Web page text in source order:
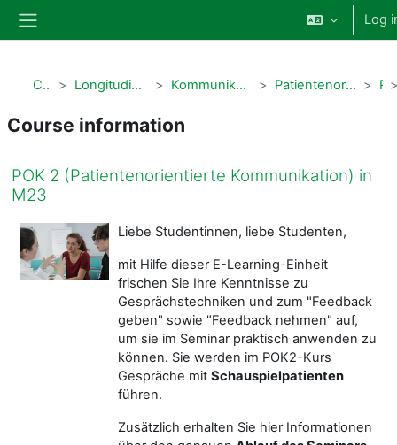
Side panel
Log
Courses Longitudinale Curricula Humanmedizin Kommunikationscurriculum - KomMeCuM Patientenorientierte Kommunikation (POK)
Course information
POK 2 (Patientenorientierte Kommunikation) in
M23
Liebe Studentinnen, liebe Studenten,
mit Hilfe dieser E-Learning-Einheit
frischen Sie Ihre Kenntnisse zu
Gesprächstechniken und zum "Feedback
geben" sowie "Feedback nehmen" auf,
um sie im Seminar praktisch anwenden zu
können. Sie werden im POK2-Kurs
Gespräche mit Schauspielpatienten
führen.
Zusätzlich erhalten Sie hier Informationen